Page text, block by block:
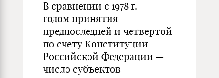
В сравнении с 1978 г. —
годом принятия
предпоследней и четвертой
по счету Конституции
Российской Федерации —
число субъектов